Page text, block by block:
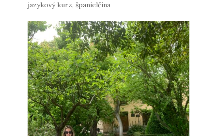
jazykový kurz, španielčina